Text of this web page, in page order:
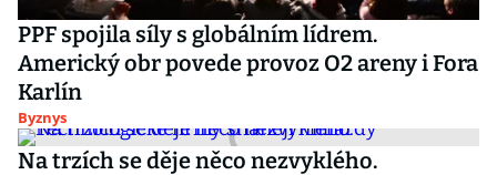
PPF spojila síly s globálním lídrem.
Americký obr povede provoz O2 areny i Fora
Karlín
Byznys
Na trzích se děje něco nezvyklého.